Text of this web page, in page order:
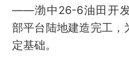
——渤中26-6油田开
部平台陆地建造完工，
定基础。